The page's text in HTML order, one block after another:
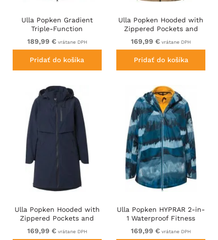
Ulla Popken Gradient
Triple-Function
Performance Ski Jacket
Navy
189,99 € vrátane DPH
Pridať do košíka
Ulla Popken Hooded with
Zippered Pockets and
Zippered Side Slits
Jacket Mocha
169,99 € vrátane DPH
Pridať do košíka
Ulla Popken Hooded with
Zippered Pockets and
Zippered Side Slits
Jacket Navy
169,99 € vrátane DPH
Ulla Popken HYPRAR 2-in-
1 Waterproof Fitness
Jacket Ink Blue
169,99 € vrátane DPH